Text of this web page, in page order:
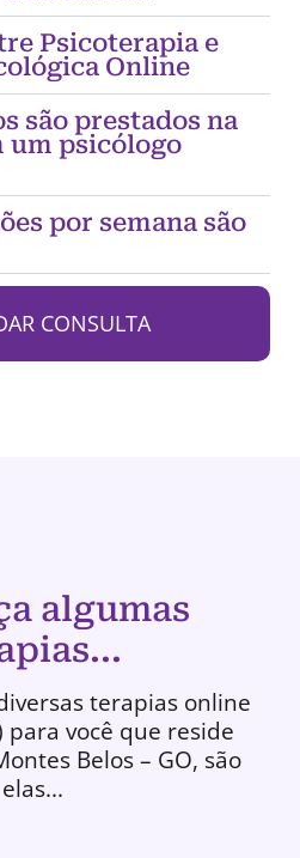
Psicoterapia e
Online
são prestados na
um psicólogo
por semana são
CONSULTA
algumas
terapias online
você que reside
Belos – GO, são
elas...